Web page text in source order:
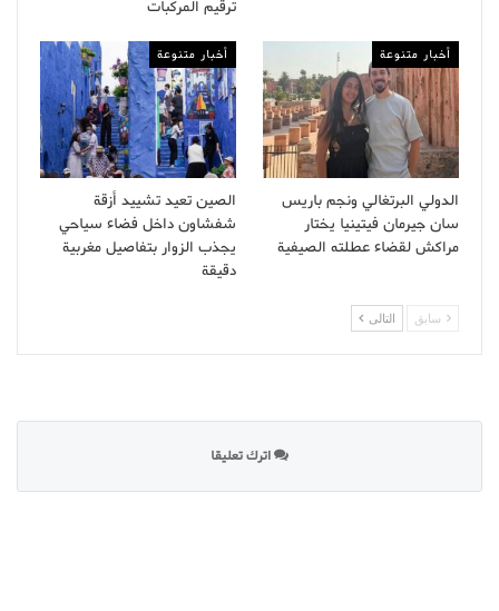
ترقيم المركبات
أخبار متنوعة
الدولي البرتغالي ونجم باريس
سان جيرمان فيتينيا يختار
مراكش لقضاء عطلته الصيفية
أخبار متنوعة
الصين تعيد تشييد أزقة
شفشاون داخل فضاء سياحي
يجذب الزوار بتفاصيل مغربية
دقيقة
سابق التالى
اترك تعليقا